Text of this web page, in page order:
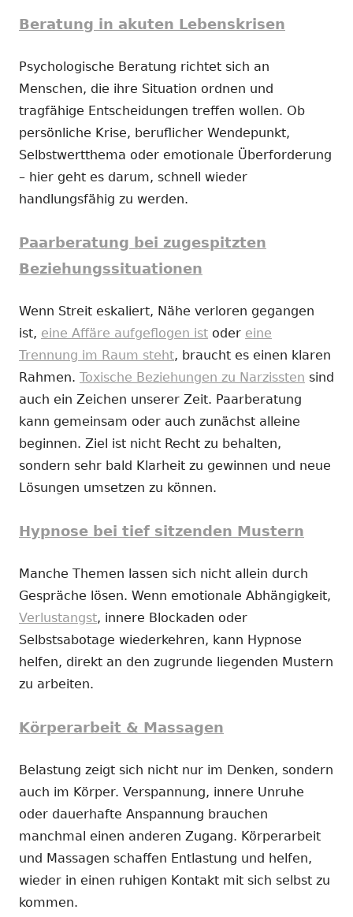
Beratung in akuten Lebenskrisen
Psychologische Beratung richtet sich an
Menschen, die ihre Situation ordnen und
tragfähige Entscheidungen treffen wollen. Ob
persönliche Krise, beruflicher Wendepunkt,
Selbstwertthema oder emotionale Überforderung
– hier geht es darum, schnell wieder
handlungsfähig zu werden.
Paarberatung bei zugespitzten
Beziehungssituationen
Wenn Streit eskaliert, Nähe verloren gegangen
ist, eine Affäre aufgeflogen ist oder eine
Trennung im Raum steht, braucht es einen klaren
Rahmen. Toxische Beziehungen zu Narzissten sind
auch ein Zeichen unserer Zeit. Paarberatung
kann gemeinsam oder auch zunächst alleine
beginnen. Ziel ist nicht Recht zu behalten,
sondern sehr bald Klarheit zu gewinnen und neue
Lösungen umsetzen zu können.
Hypnose bei tief sitzenden Mustern
Manche Themen lassen sich nicht allein durch
Gespräche lösen. Wenn emotionale Abhängigkeit,
Verlustangst, innere Blockaden oder
Selbstsabotage wiederkehren, kann Hypnose
helfen, direkt an den zugrunde liegenden Mustern
zu arbeiten.
Körperarbeit & Massagen
Belastung zeigt sich nicht nur im Denken, sondern
auch im Körper. Verspannung, innere Unruhe
oder dauerhafte Anspannung brauchen
manchmal einen anderen Zugang. Körperarbeit
und Massagen schaffen Entlastung und helfen,
wieder in einen ruhigen Kontakt mit sich selbst zu
kommen.